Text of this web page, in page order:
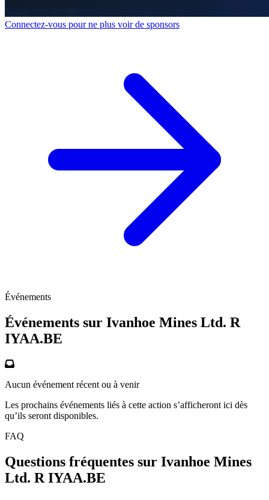
Connectez-vous pour ne plus voir de sponsors
Événements
Événements sur Ivanhoe Mines Ltd. R
IYAA.BE
Aucun événement récent ou à venir
Les prochains événements liés à cette action s’afficheront ici dès
qu’ils seront disponibles.
FAQ
Questions fréquentes sur Ivanhoe Mines
Ltd. R IYAA.BE